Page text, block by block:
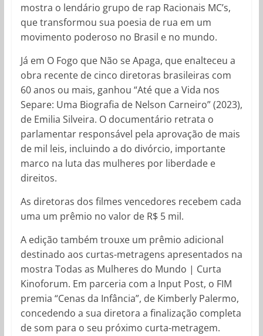
mostra o lendário grupo de rap Racionais MC’s,
que transformou sua poesia de rua em um
movimento poderoso no Brasil e no mundo.
Já em O Fogo que Não se Apaga, que enalteceu a
obra recente de cinco diretoras brasileiras com
60 anos ou mais, ganhou “Até que a Vida nos
Separe: Uma Biografia de Nelson Carneiro” (2023),
de Emilia Silveira. O documentário retrata o
parlamentar responsável pela aprovação de mais
de mil leis, incluindo a do divórcio, importante
marco na luta das mulheres por liberdade e
direitos.
As diretoras dos filmes vencedores recebem cada
uma um prêmio no valor de R$ 5 mil.
A edição também trouxe um prêmio adicional
destinado aos curtas-metragens apresentados na
mostra Todas as Mulheres do Mundo | Curta
Kinoforum. Em parceria com a Input Post, o FIM
premia “Cenas da Infância”, de Kimberly Palermo,
concedendo a sua diretora a finalização completa
de som para o seu próximo curta-metragem.